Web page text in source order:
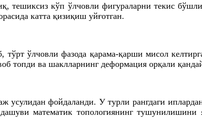
тешиксиз кўп ўлчовли фигураларни текис
катта қизиқиш уйғотган.
ўлчовли фазода қарама-қарши мисол
топди ва шаклларнинг деформация орқали
фойдаланди. У турли рангдаги
математик топологиянинг